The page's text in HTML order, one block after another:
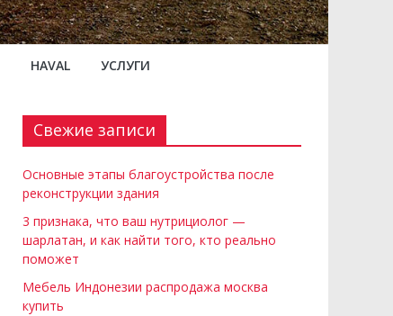
HAVAL УСЛУГИ
Свежие записи
Основные этапы благоустройства после
реконструкции здания
3 признака, что ваш нутрициолог —
шарлатан, и как найти того, кто реально
поможет
Мебель Индонезии распродажа москва
купить